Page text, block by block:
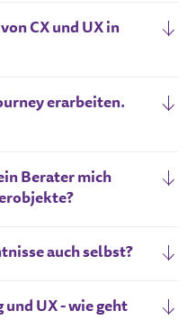
CX und UX in
erarbeiten.
Berater mich
auch selbst?
UX - wie geht